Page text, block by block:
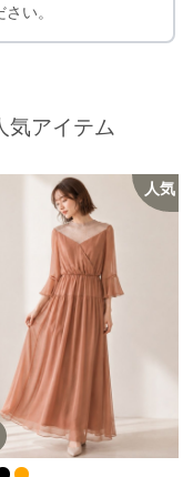
い。
気アイテム
人気